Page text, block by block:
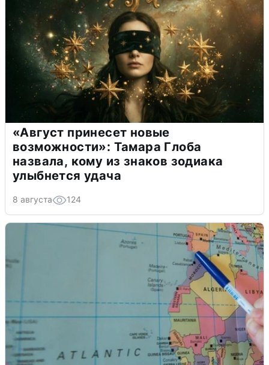
«Август принесет новые
возможности»: Тамара Глоба
назвала, кому из знаков зодиака
улыбнется удача
8 августа 124